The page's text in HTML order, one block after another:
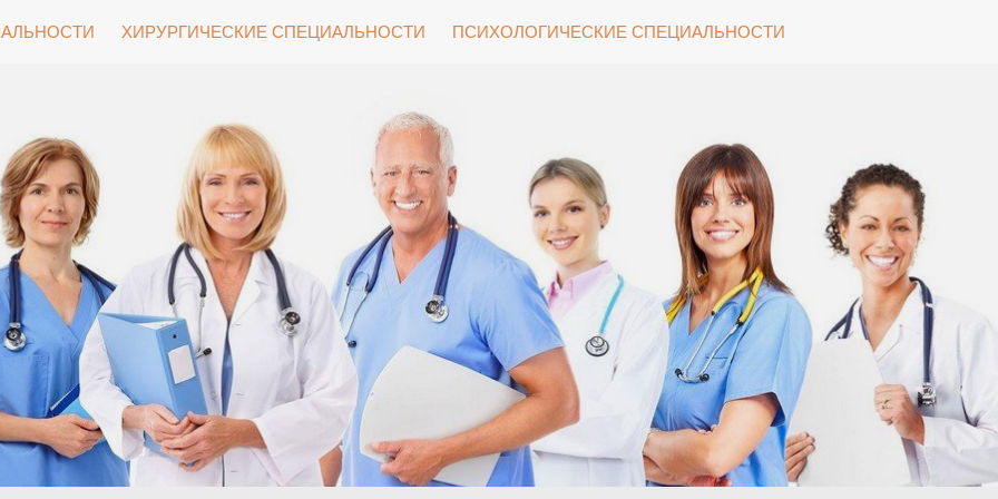
ХИРУРГИЧЕСКИЕ СПЕЦИАЛЬНОСТИ ПСИХОЛОГИЧЕСКИЕ СПЕЦИАЛЬНОСТИ